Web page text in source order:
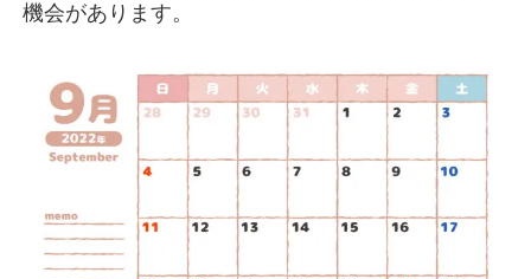
機会があります。